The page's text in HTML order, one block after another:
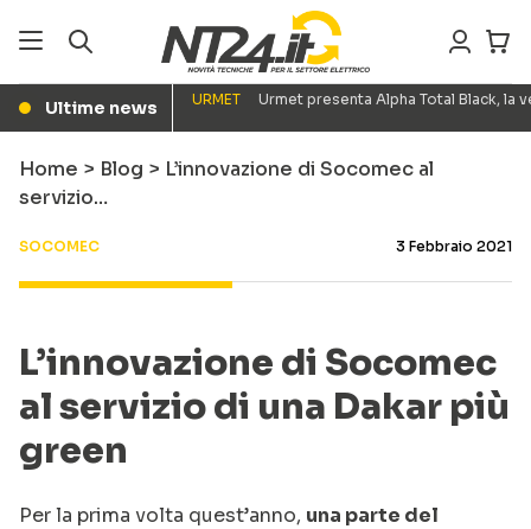
● Ultime news URMET Urmet presenta Alpha Total Black,
Home > Blog > L’innovazione di Socomec al
servizio…
SOCOMEC 3 Febbraio 2021
L’innovazione di Socomec
al servizio di una Dakar più
green
Per la prima volta quest’anno, una parte del